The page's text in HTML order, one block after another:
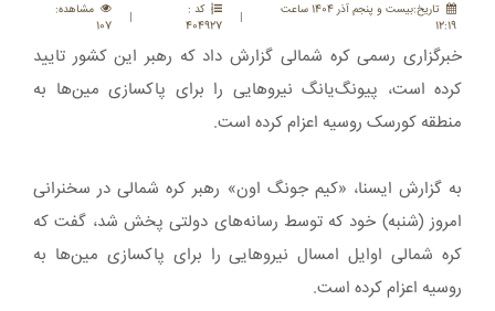
تاريخ:بيست و پنجم آذر 1404 ساعت
12:19
|
کد :
404927
|
مشاهده:
107
خبرگزاری رسمی کره شمالی گزارش داد که رهبر این کشور تایید
کرده است، پیونگ‌یانگ نیروهایی را برای پاکسازی مین‌ها به
منطقه کورسک روسیه اعزام کرده است.
به گزارش ایسنا، «کیم جونگ اون» رهبر کره شمالی در سخنرانی
امروز (شنبه) خود که توسط رسانه‌های دولتی پخش شد، گفت که
کره شمالی اوایل امسال نیروهایی را برای پاکسازی مین‌ها به
روسیه اعزام کرده است.